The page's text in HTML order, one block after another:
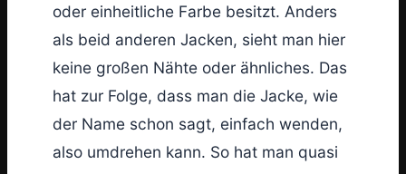
oder einheitliche Farbe besitzt. Anders
als beid anderen Jacken, sieht man hier
keine großen Nähte oder ähnliches. Das
hat zur Folge, dass man die Jacke, wie
der Name schon sagt, einfach wenden,
also umdrehen kann. So hat man quasi